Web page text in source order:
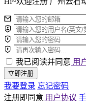
我已阅读并同意 用
立即注册
我要登录 忘记密码
注册即同意 用户协议